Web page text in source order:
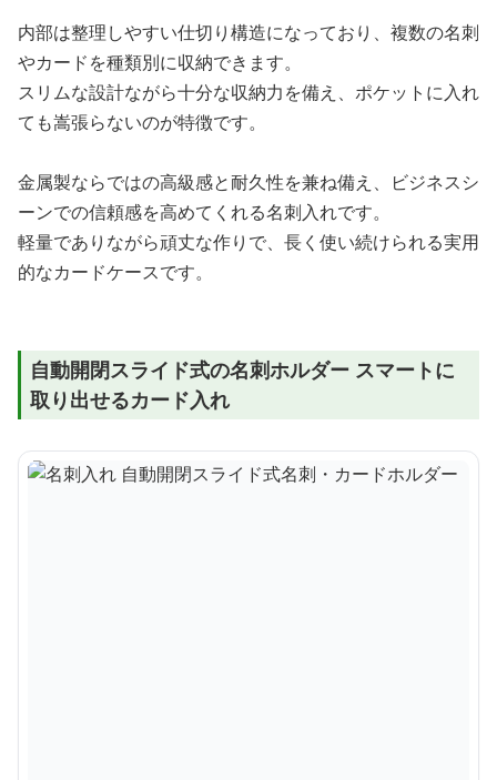
内部は整理しやすい仕切り構造になっており、複数の名刺
やカードを種類別に収納できます。
スリムな設計ながら十分な収納力を備え、ポケットに入れ
ても嵩張らないのが特徴です。
金属製ならではの高級感と耐久性を兼ね備え、ビジネスシ
ーンでの信頼感を高めてくれる名刺入れです。
軽量でありながら頑丈な作りで、長く使い続けられる実用
的なカードケースです。
自動開閉スライド式の名刺ホルダー スマートに
取り出せるカード入れ